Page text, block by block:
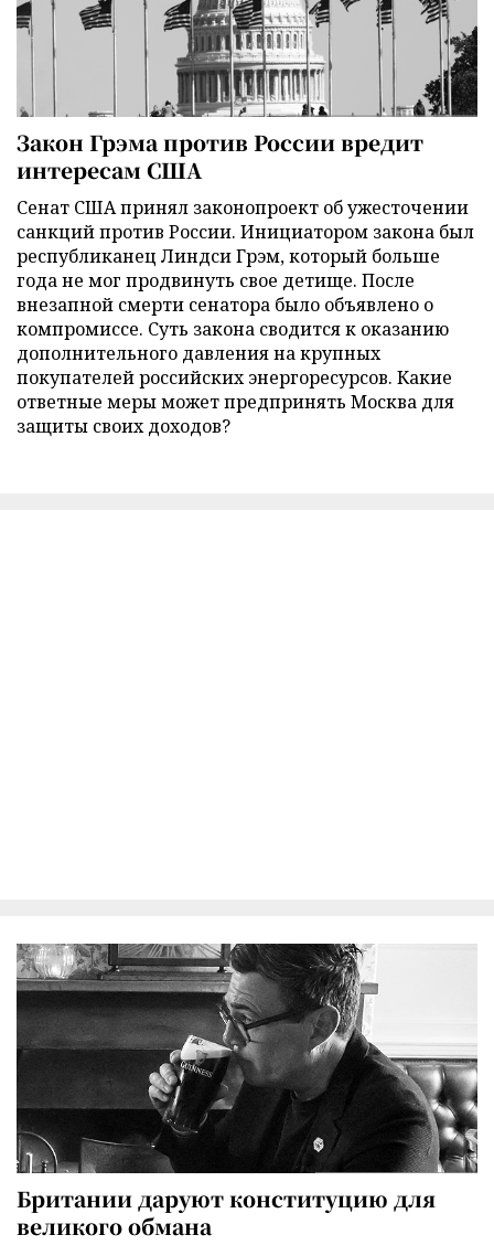
Закон Грэма против России вредит
интересам США
Сенат США принял законопроект об ужесточении
санкций против России. Инициатором закона был
республиканец Линдси Грэм, который больше
года не мог продвинуть свое детище. После
внезапной смерти сенатора было объявлено о
компромиссе. Суть закона сводится к оказанию
дополнительного давления на крупных
покупателей российских энергоресурсов. Какие
ответные меры может предпринять Москва для
защиты своих доходов?
Британии даруют конституцию для
великого обмана